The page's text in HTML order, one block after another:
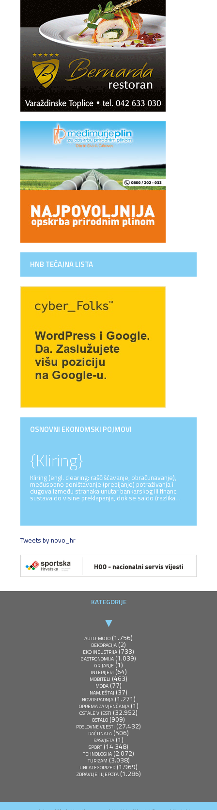
HNB TEČAJNA LISTA
OSNOVNI EKONOMSKI POJMOVI
{Kliring}
Kliring (engl. clearing: raščišćavanje, obračunavanje),
međusobno poništavanje (prebijanje) potraživanja i
dugova između stranaka unutar bankarskog ili financ.
sustava do visine preklapanja, dok se saldo (razlika…
Tweets by novo_hr
KATEGORIJE
AUTO-MOTO (1.756)
DEKORACIJA (2)
EKO INDUSTRIJA (733)
GASTRONOMIJA (1.039)
GRIJANJE(1)
INTERIJERI (64)
MOBITELI (463)
MODA (77)
NAMJEŠTAJ (37)
NOVOGRADNJA(1.271)
OPREMA ZA VJENČANJA(1)
OSTALE VIJESTI (32.952)
OSTALO (909)
POSLOVNE VIJESTI (27.432)
RAČUNALA (506)
RASVJETA (1)
SPORT (14.348)
TEHNOLOGIJA (2.072)
TURIZAM (3.038)
UNCATEGORIZED (1.969)
ZDRAVLJE I LJEPOTA(1.286)